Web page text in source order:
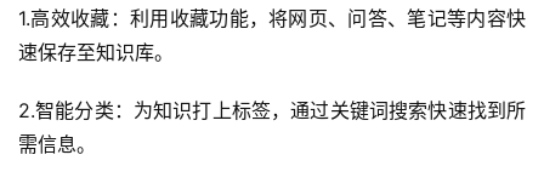
提
示
开
1.高效收藏：利用收藏功能，将网页、问答、笔记等内容快
速保存至知识库。
2.智能分类：为知识打上标签，通过关键词搜索快速找到所
需信息。